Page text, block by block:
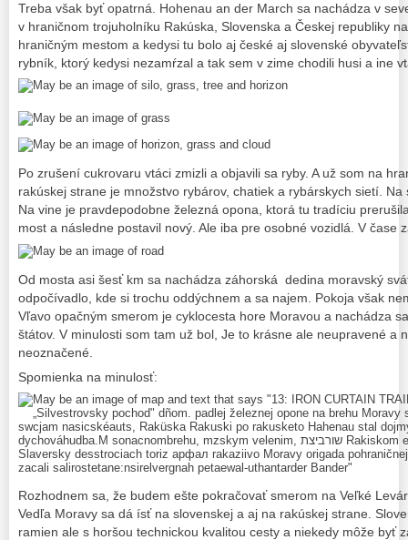
Treba však byť opatrná.
Hohenau an der March sa nachádza v
v hraničnom trojuholníku Rakúska, Slovenska a Českej republiky
hraničným mestom a kedysi tu bolo aj české aj slovenské
rybník, ktorý kedysi nezamŕzal a tak sem v zime chodili husi a ine
Po zrušení cukrovaru vtáci zmizli a objavili sa ryby. A už som na
rakúskej strane je množstvo rybárov, chatiek a rybárskych sietí.
Na vine je pravdepodobne železná opona, ktorá tu tradíciu
most a následne postavil nový. Ale iba pre osobné vozidlá. V čase
Od mosta asi šesť km sa nachádza záhorská dedina moravský
odpočívadlo, kde si trochu oddýchnem a sa najem. Pokoja však
Vľavo opačným smerom je cyklocesta hore Moravou a nachádza
štátov. V minulosti som tam už bol, Je to krásne ale neupravené a
neoznačené.
Spomienka na minulosť:
Rozhodnem sa, že budem ešte pokračovať smerom na Veľké
Vedľa Moravy sa dá ísť na slovenskej a aj na rakúskej strane.
ramien ale s horšou technickou kvalitou cesty a niekedy môže byť